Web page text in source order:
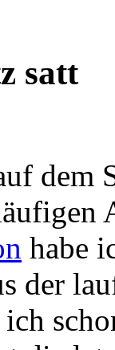
satt
dem
habe
der
ich